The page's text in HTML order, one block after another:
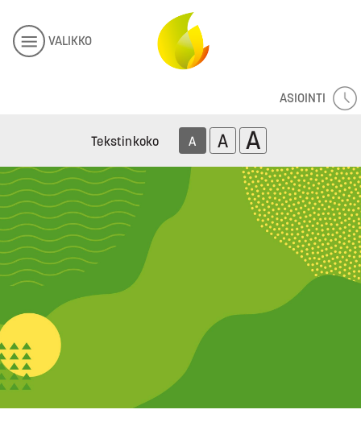
VALIKKO
ASIOINTI
Tekstinkoko A A A